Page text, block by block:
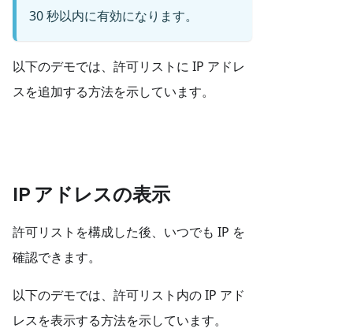
30 秒以内に有効になります。
以下のデモでは、許可リストに IP アドレ
スを追加する方法を示しています。
IP アドレスの表示
許可リストを構成した後、いつでも IP を
確認できます。
以下のデモでは、許可リスト内の IP アド
レスを表示する方法を示しています。